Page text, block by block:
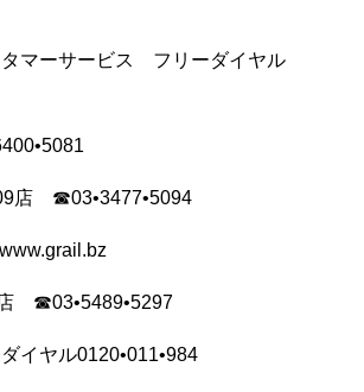
タマーサービス フリーダイヤル
店 ☎︎03•3477•5094
☎︎03•5489•5297
イヤル0120•011•984